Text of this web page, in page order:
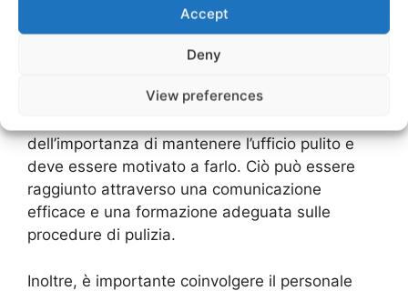
Accept
Deny
View preferences
Quando si tratta di mantenere i tuoi spazi di
motivazione del personale sono fondamentali. Il
dell’importanza di mantenere l’ufficio pulito e
deve essere motivato a farlo. Ciò può essere
raggiunto attraverso una comunicazione
efficace e una formazione adeguata sulle
procedure di pulizia.
Inoltre, è importante coinvolgere il personale